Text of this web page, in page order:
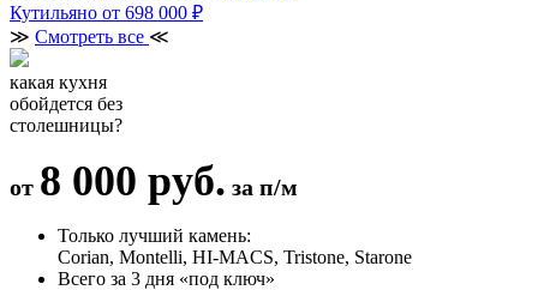
Кутильяно от 698 000 ₽
≫ Смотреть все ≪
какая кухня
обойдется без
столешницы?
от 8 000 руб. за п/м
Только лучший камень:
Corian, Montelli, HI-MACS, Tristone, Starone
Всего за 3 дня «под ключ»